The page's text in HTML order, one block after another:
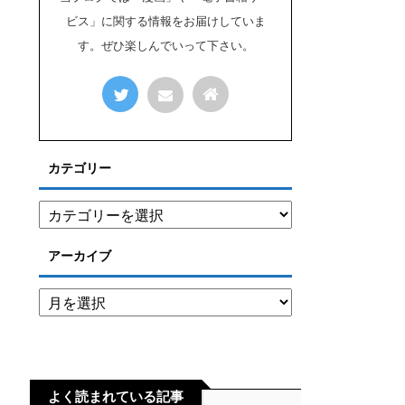
ビス」に関する情報をお届けしていま
す。ぜひ楽しんでいって下さい。
カテゴリー
アーカイブ
よく読まれている記事